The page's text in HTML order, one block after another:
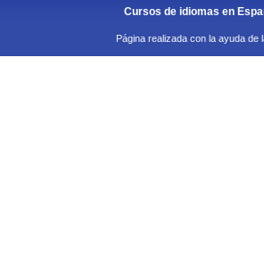
Cursos de idiomas en
Página realizada con la ayuda